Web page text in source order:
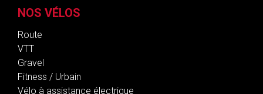
NOS VÉLOS
Route
VTT
Gravel
Fitness / Urbain
Vélo à assistance électrique